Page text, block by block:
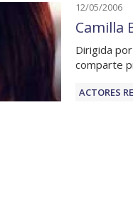
12/05/2006
Camilla
Dirigida
comparte
ACTORES